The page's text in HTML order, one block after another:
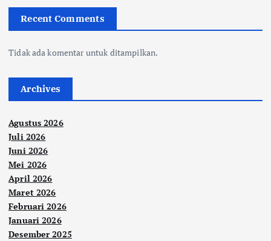
Recent Comments
Tidak ada komentar untuk ditampilkan.
Archives
Agustus 2026
Juli 2026
Juni 2026
Mei 2026
April 2026
Maret 2026
Februari 2026
Januari 2026
Desember 2025